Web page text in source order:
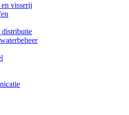
visserij
distributie